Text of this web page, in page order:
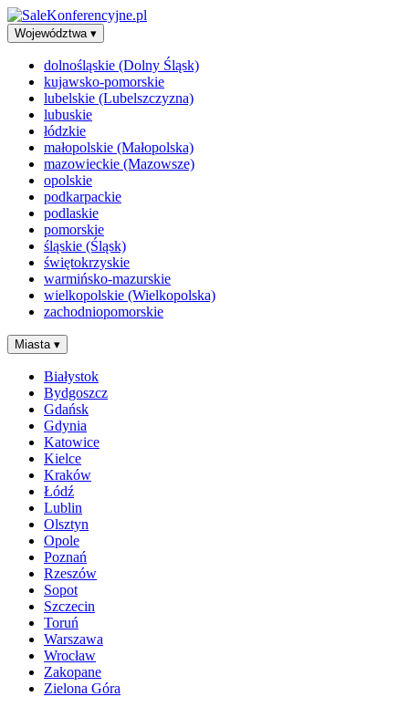
Województwa ▾
dolnośląskie (Dolny Śląsk)
kujawsko-pomorskie
lubelskie (Lubelszczyzna)
lubuskie
łódzkie
małopolskie (Małopolska)
mazowieckie (Mazowsze)
opolskie
podkarpackie
podlaskie
pomorskie
śląskie (Śląsk)
świętokrzyskie
warmińsko-mazurskie
wielkopolskie (Wielkopolska)
zachodniopomorskie
Miasta ▾
Białystok
Bydgoszcz
Gdańsk
Gdynia
Katowice
Kielce
Kraków
Łódź
Lublin
Olsztyn
Opole
Poznań
Rzeszów
Sopot
Szczecin
Toruń
Warszawa
Wrocław
Zakopane
Zielona Góra